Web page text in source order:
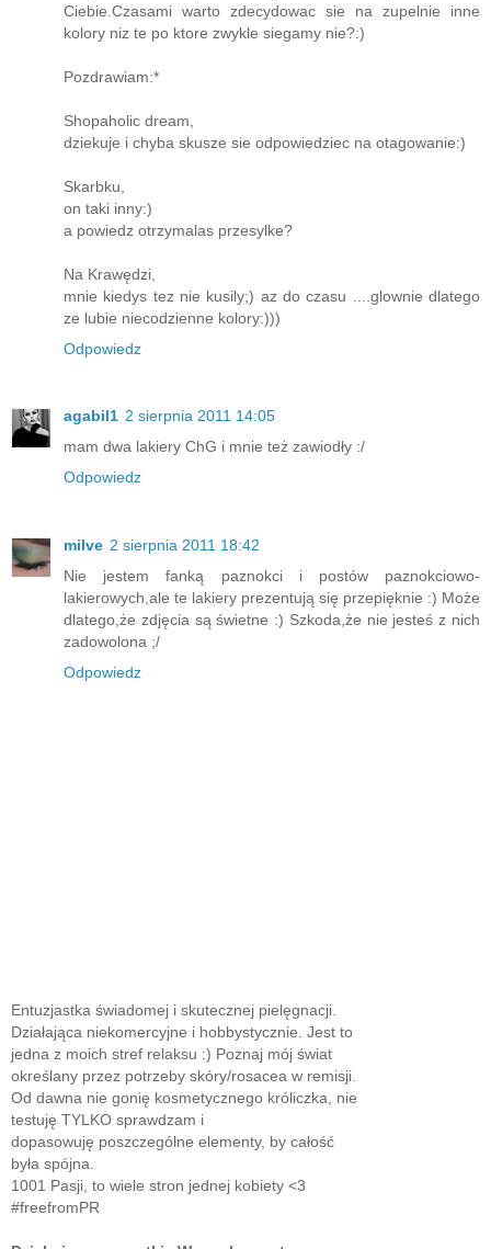
Ciebie.Czasami warto zdecydowac sie na zupelnie inne
kolory niz te po ktore zwykle siegamy nie?:)
Pozdrawiam:*
Shopaholic dream,
dziekuje i chyba skusze sie odpowiedziec na otagowanie:)
Skarbku,
on taki inny:)
a powiedz otrzymalas przesylke?
Na Krawędzi,
mnie kiedys tez nie kusily;) az do czasu ....glownie dlatego
ze lubie niecodzienne kolory:)))
Odpowiedz
agabil1 2 sierpnia 2011 14:05
mam dwa lakiery ChG i mnie też zawiodły :/
Odpowiedz
milve 2 sierpnia 2011 18:42
Nie jestem fanką paznokci i postów paznokciowo-
lakierowych,ale te lakiery prezentują się przepięknie :) Może
dlatego,że zdjęcia są świetne :) Szkoda,że nie jesteś z nich
zadowolona ;/
Odpowiedz
Entuzjastka świadomej i skutecznej pielęgnacji.
Działająca niekomercyjne i hobbystycznie. Jest to
jedna z moich stref relaksu :) Poznaj mój świat
określany przez potrzeby skóry/rosacea w remisji.
Od dawna nie gonię kosmetycznego króliczka, nie
testuję TYLKO sprawdzam i
dopasowuję poszczególne elementy, by całość
była spójna.
1001 Pasji, to wiele stron jednej kobiety <3
#freefromPR